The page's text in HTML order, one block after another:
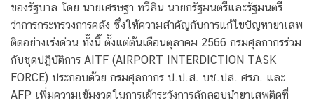
ของรัฐบาล โดย นายเศรษฐา ทวีสิน นายกรัฐมนตรีและรัฐมนตรี
ว่าการกระทรวงการคลัง ซึ่งให้ความสำคัญกับการแก้ไขปัญหายาเสพ
ติดอย่างเร่งด่วน ทั้งนี้ ตั้งแต่ต้นเดือนตุลาคม 2566 กรมศุลกากรร่วม
กับชุดปฏิบัติการ AITF (AIRPORT INTERDICTION TASK
FORCE) ประกอบด้วย กรมศุลกากร ป.ป.ส. บช.ปส. ศรภ. และ
AFP เพิ่มความเข้มงวดในการเฝ้าระวังการลักลอบนำยาเสพติดที่